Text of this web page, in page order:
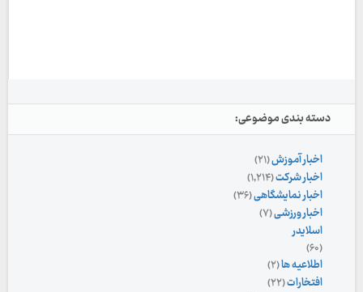
دسته بندی موضوعی:
اخبار آموزش(۲۱)
اخبار شرکت(۱,۲۱۴)
اخبار نمایشگاهی(۳۶)
اخبار ورزشی(۷)
اسلایدر
(۶۰)
اطلاعیه ها(۲)
افتخارات(۲۲)